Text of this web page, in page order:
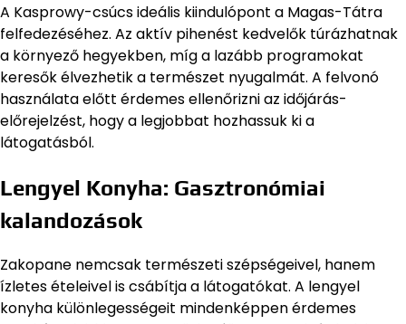
A Kasprowy-csúcs ideális kiindulópont a Magas-Tátra
felfedezéséhez. Az aktív pihenést kedvelők túrázhatnak
a környező hegyekben, míg a lazább programokat
keresők élvezhetik a természet nyugalmát. A felvonó
használata előtt érdemes ellenőrizni az időjárás-
előrejelzést, hogy a legjobbat hozhassuk ki a
látogatásból.
Lengyel Konyha: Gasztronómiai
kalandozások
Zakopane nemcsak természeti szépségeivel, hanem
ízletes ételeivel is csábítja a látogatókat. A lengyel
konyha különlegességeit mindenképpen érdemes